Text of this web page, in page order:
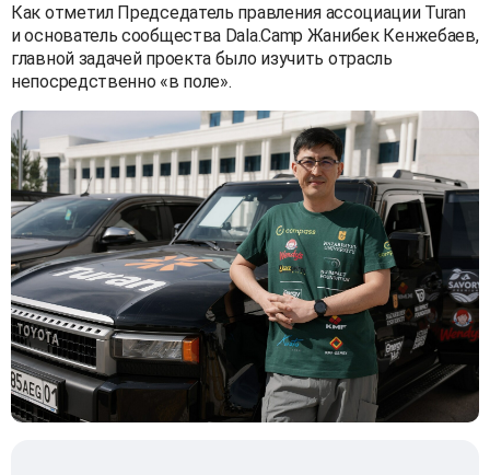
Как отметил Председатель правления ассоциации Turan
и основатель сообщества Dala.Camp Жанибек Кенжебаев,
главной задачей проекта было изучить отрасль
непосредственно «в поле».